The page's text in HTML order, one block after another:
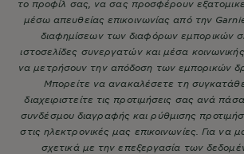
το προφίλ σας, να σας προσφέρουν
μέσω απευθείας επικοινωνίας από την
διαφημίσεων των διαφόρων εμπορικών
ιστοσελίδες συνεργατών και μέσα
να μετρήσουν την απόδοση των εμπορικών
Μπορείτε να ανακαλέσετε τη
διαχειριστείτε τις προτιμήσεις σας ανά
συνδέσμου διαγραφής και ρύθμισης
στις ηλεκτρονικές μας επικοινωνίες. Για να
σχετικά με την επεξεργασία των